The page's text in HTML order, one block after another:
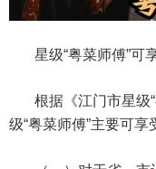
星级“粤菜师傅”可
根据《江门市星级
级“粤菜师傅”主要可享